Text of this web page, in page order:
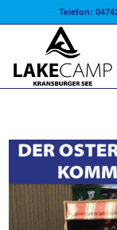
Telefon: